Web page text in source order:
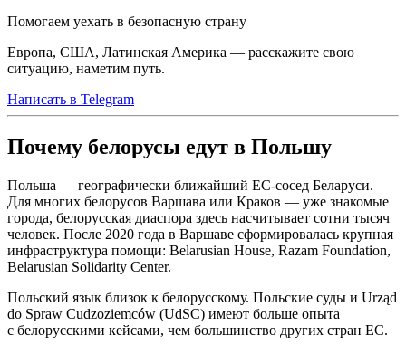
Помогаем уехать в безопасную страну
Европа, США, Латинская Америка — расскажите свою
ситуацию, наметим путь.
Написать в Telegram
Почему белорусы едут в Польшу
Польша — географически ближайший ЕС-сосед Беларуси.
Для многих белорусов Варшава или Краков — уже знакомые
города, белорусская диаспора здесь насчитывает сотни тысяч
человек. После 2020 года в Варшаве сформировалась крупная
инфраструктура помощи: Belarusian House, Razam Foundation,
Belarusian Solidarity Center.
Польский язык близок к белорусскому. Польские суды и Urząd
do Spraw Cudzoziemców (UdSC) имеют больше опыта
с белорусскими кейсами, чем большинство других стран ЕС.